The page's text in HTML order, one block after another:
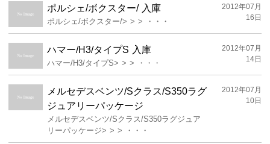
ポルシェ/ボクスター/ 入庫
ポルシェ/ボクスター/> > > ・・・
2012年07月
16日
ハマー/H3/タイプS 入庫
ハマー/H3/タイプS> > > ・・・
2012年07月
14日
メルセデスベンツ/Sクラス/S350ラグ
ジュアリーパッケージ
メルセデスベンツ/Sクラス/S350ラグジュア
リーパッケージ> > > ・・・
2012年07月
10日